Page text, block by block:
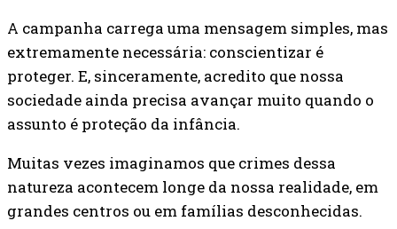
A campanha carrega uma mensagem simples, mas
extremamente necessária: conscientizar é
proteger. E, sinceramente, acredito que nossa
sociedade ainda precisa avançar muito quando o
assunto é proteção da infância.
Muitas vezes imaginamos que crimes dessa
natureza acontecem longe da nossa realidade, em
grandes centros ou em famílias desconhecidas.